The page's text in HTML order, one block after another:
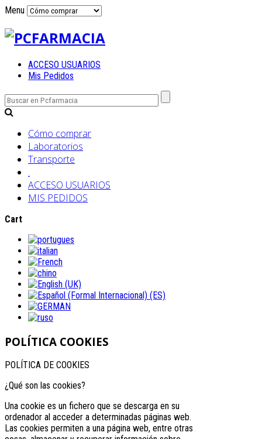
Menu
ACCESO USUARIOS
Mis Pedidos
Cómo comprar
Laboratorios
Transporte
.
ACCESO USUARIOS
MIS PEDIDOS
Cart
POLÍTICA COOKIES
POLÍTICA DE COOKIES
¿Qué son las cookies?
Una cookie es un fichero que se descarga en su
ordenador al acceder a determinadas páginas web.
Las cookies permiten a una página web, entre otras